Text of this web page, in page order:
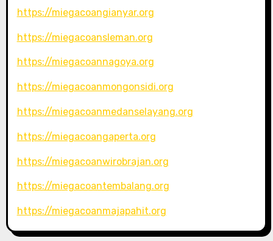
https://miegacoangianyar.org
https://miegacoansleman.org
https://miegacoannagoya.org
https://miegacoanmongonsidi.org
https://miegacoanmedanselayang.org
https://miegacoangaperta.org
https://miegacoanwirobrajan.org
https://miegacoantembalang.org
https://miegacoanmajapahit.org